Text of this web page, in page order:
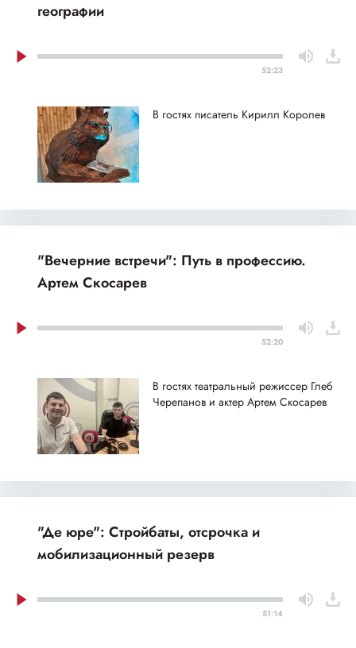
географии
52:23
В гостях писатель Кирилл Королев
"Вечерние встречи": Путь в профессию.
Артем Скосарев
52:20
В гостях театральный режиссер Глеб
Черепанов и актер Артем Скосарев
"Де юре": Стройбаты, отсрочка и
мобилизационный резерв
51:14